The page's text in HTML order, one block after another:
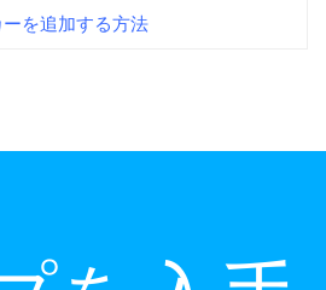
を追加する方法